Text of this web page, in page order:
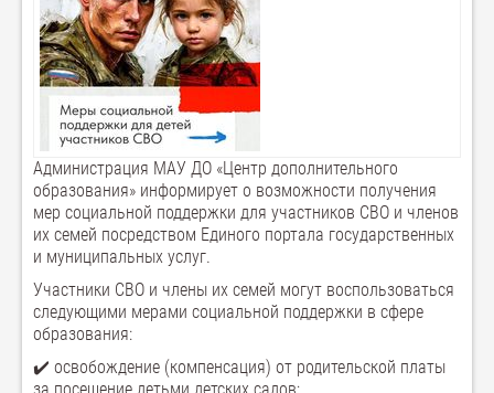
Администрация МАУ ДО «Центр дополнительного
образования» информирует о возможности получения
мер социальной поддержки для участников СВО и членов
их семей посредством Единого портала государственных
и муниципальных услуг.
Участники СВО и члены их семей могут воспользоваться
следующими мерами социальной поддержки в сфере
образования:
✔️ освобождение (компенсация) от родительской платы